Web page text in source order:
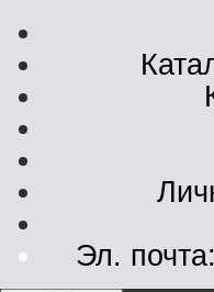
Эл. почта: